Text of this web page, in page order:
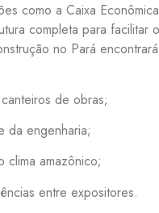
como a Caixa
completa para
no Pará
de obras;
da engenharia;
clima amazônico;
entre expositores.